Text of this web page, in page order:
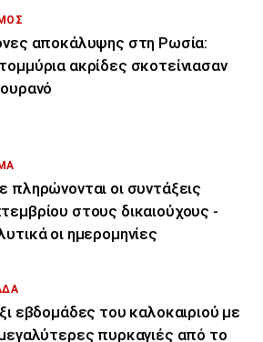
αποκάλυψης στη Ρωσία:
ακρίδες σκοτείνιασαν
πληρώνονται οι συντάξεις
στους δικαιούχους -
οι ημερομηνίες
εβδομάδες του καλοκαιριού με
πυρκαγιές από το